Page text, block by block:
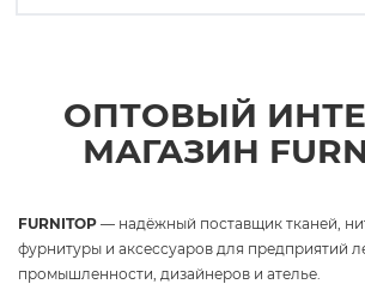
ОПТОВЫЙ
МАГАЗИН
FURNITOP — надёжный поставщик тканей,
фурнитуры и аксессуаров для предприятий
промышленности, дизайнеров и ателье.